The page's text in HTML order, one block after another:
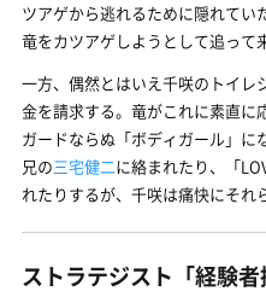
ツアゲから逃れるために隠れてい
竜をカツアゲしようとして追って
一方、偶然とはいえ千咲のトイレ
金を請求する。竜がこれに素直に
ガードならぬ「ボディガール」に
兄の三宅健二に絡まれたり、「
れたりするが、千咲は痛快にそれ
ストラテジスト「経験